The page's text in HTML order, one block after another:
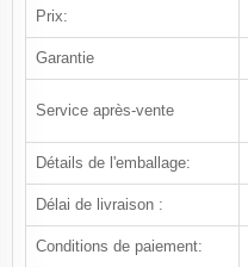
Prix:
Garantie
Service après-vente
Détails de l'emballage:
Délai de livraison :
Conditions de paiement: